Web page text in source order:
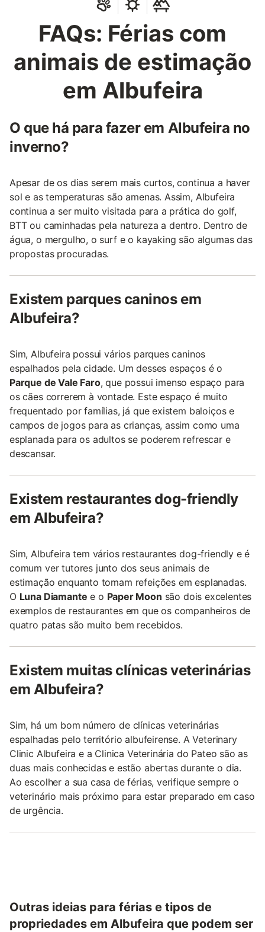
FAQs: Férias com
animais de estimação
em Albufeira
O que há para fazer em Albufeira no
inverno?
Apesar de os dias serem mais curtos, continua a haver
sol e as temperaturas são amenas. Assim, Albufeira
continua a ser muito visitada para a prática do golf,
BTT ou caminhadas pela natureza a dentro. Dentro de
água, o mergulho, o surf e o kayaking são algumas das
propostas procuradas.
Existem parques caninos em
Albufeira?
Sim, Albufeira possui vários parques caninos
espalhados pela cidade. Um desses espaços é o
Parque de Vale Faro, que possui imenso espaço para
os cães correrem à vontade. Este espaço é muito
frequentado por famílias, já que existem baloiços e
campos de jogos para as crianças, assim como uma
esplanada para os adultos se poderem refrescar e
descansar.
Existem restaurantes dog-friendly
em Albufeira?
Sim, Albufeira tem vários restaurantes dog-friendly e é
comum ver tutores junto dos seus animais de
estimação enquanto tomam refeições em esplanadas.
O Luna Diamante e o Paper Moon são dois excelentes
exemplos de restaurantes em que os companheiros de
quatro patas são muito bem recebidos.
Existem muitas clínicas veterinárias
em Albufeira?
Sim, há um bom número de clínicas veterinárias
espalhadas pelo território albufeirense. A Veterinary
Clinic Albufeira e a Clinica Veterinária do Pateo são as
duas mais conhecidas e estão abertas durante o dia.
Ao escolher a sua casa de férias, verifique sempre o
veterinário mais próximo para estar preparado em caso
de urgência.
Outras ideias para férias e tipos de
propriedades em Albufeira que podem ser